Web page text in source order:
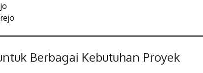
Berbagai Kebutuhan Proyek